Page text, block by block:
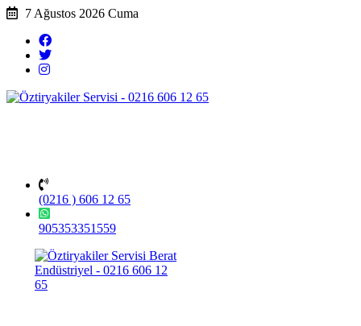
7 Ağustos 2026 Cuma
(0216 ) 606 12 65
905353351559